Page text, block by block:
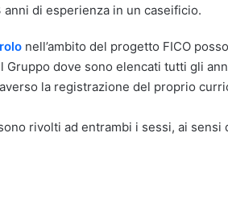
di esperienza in un caseificio.
nell’ambito del progetto FICO
Gruppo dove sono elencati tutti gli
la registrazione del proprio
rivolti ad entrambi i sessi, ai sensi